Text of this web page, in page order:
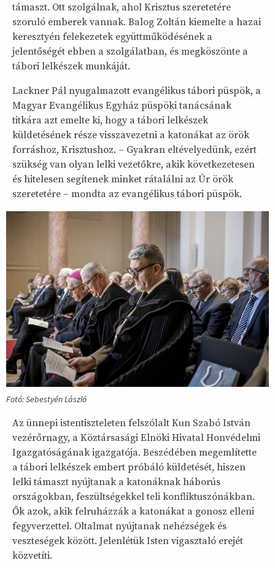
támaszt. Ott szolgálnak, ahol Krisztus szeretetére
szoruló emberek vannak. Balog Zoltán kiemelte a hazai
keresztyén felekezetek együttműködésének a
jelentőségét ebben a szolgálatban, és megköszönte a
tábori lelkészek munkáját.
Lackner Pál nyugalmazott evangélikus tábori püspök, a
Magyar Evangélikus Egyház püspöki tanácsának
titkára azt emelte ki, hogy a tábori lelkészek
küldetésének része visszavezetni a katonákat az örök
forráshoz, Krisztushoz. – Gyakran eltévelyedünk, ezért
szükség van olyan lelki vezetőkre, akik következetesen
és hitelesen segítenek minket rátalálni az Úr örök
szeretetére – mondta az evangélikus tábori püspök.
Fotó: Sebestyén László
Az ünnepi istentiszteleten felszólalt Kun Szabó István
vezérőrnagy, a Köztársasági Elnöki Hivatal Honvédelmi
Igazgatóságának igazgatója. Beszédében megemlítette
a tábori lelkészek embert próbáló küldetését, hiszen
lelki támaszt nyújtanak a katonáknak háborús
országokban, feszültségekkel teli konfliktuszónákban.
Ők azok, akik felruházzák a katonákat a gonosz elleni
fegyverzettel. Oltalmat nyújtanak nehézségek és
veszteségek között. Jelenlétük Isten vigasztaló erejét
közvetíti.